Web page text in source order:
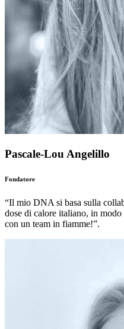
Pascale-Lou Angelillo
Fondatore
“Il mio DNA si basa sulla
dose di calore italiano, in
con un team in fiamme!”.